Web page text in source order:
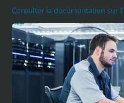
Consulter la documentation sur